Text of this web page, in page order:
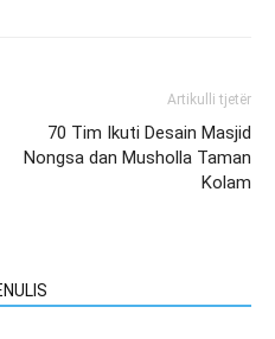
Artikulli tjetër
70 Tim Ikuti Desain Masjid
Nongsa dan Musholla Taman
Kolam